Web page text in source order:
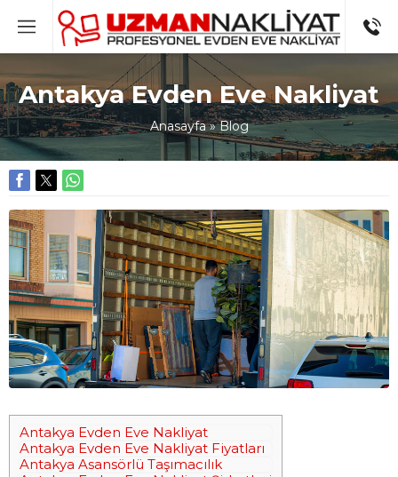
Antakya Evden Eve Nakliyat
Anasayfa»Blog
Antakya Evden Eve Nakliyat
Antakya Evden Eve Nakliyat Fiyatları
Antakya Asansörlü Taşımacılık